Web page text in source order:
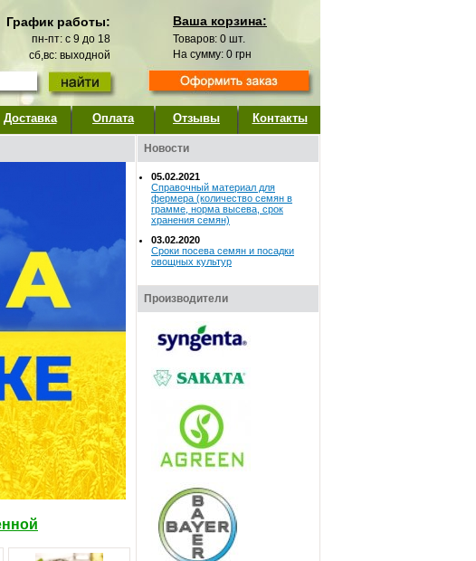
График работы:
пн-пт: с 9 до 18
сб,вс: выходной
Ваша корзина:
Товаров: 0 шт.
На сумму: 0 грн
Доставка Оплата Отзывы Контакты
Новости
05.02.2021
Справочный материал для
фермера (количество семян в
грамме, норма высева, срок
хранения семян)
03.02.2020
Сроки посева семян и посадки
овощных культур
Производители